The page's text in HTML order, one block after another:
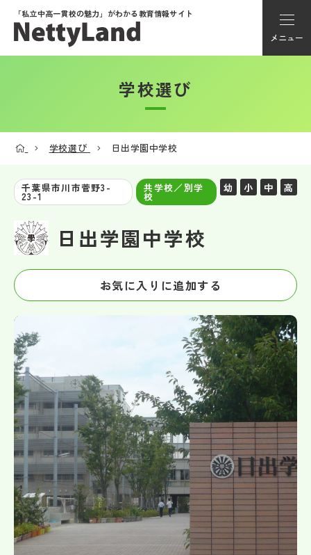
「私立中高一貫校の魅力」がわかる教育情報サイト
メニュー
アカウント登録
学校選び
学校動画
私学探検隊
帰国生受験情報
説明会・イベント情報
よみもの
学校からのお知らせ
学校HP最新情報
特集
学校選び
学校選び 日出学園中学校
千葉県市川市菅野3-
23-1
共学校／別学
校
幼 小 中 高
日出学園中学校
お気に入りに追加する